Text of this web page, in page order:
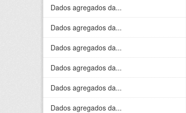
Dados agregados da...
Dados agregados da...
Dados agregados da...
Dados agregados da...
Dados agregados da...
Dados agregados da...